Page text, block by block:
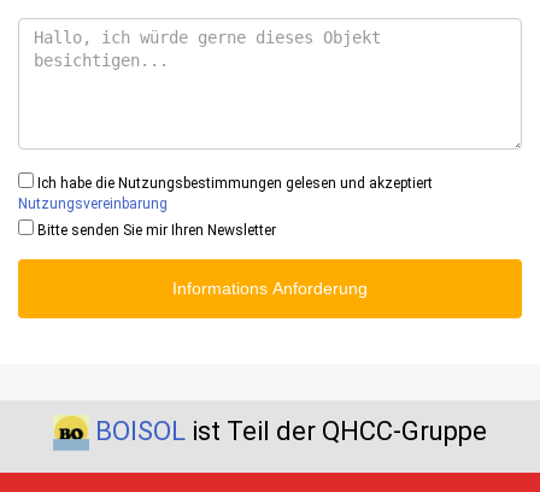
Ich habe die Nutzungsbestimmungen gelesen und akzeptiert
Nutzungsvereinbarung
Bitte senden Sie mir Ihren Newsletter
Informations Anforderung
BOISOL ist Teil der QHCC-Gruppe